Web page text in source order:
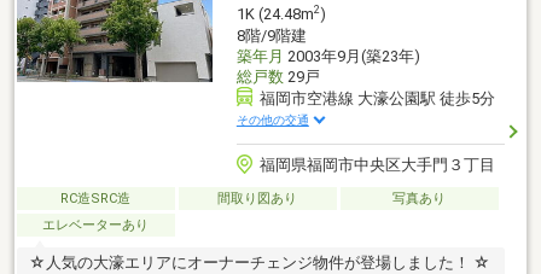
1K (24.48m2)
8階/9階建
築年月 2003年9月(築23年)
総戸数29戸
福岡市空港線 大濠公園駅 徒歩5分
その他の交通
福岡県福岡市中央区大手門３丁目
RC造SRC造 間取り図あり
写真あり
エレベーターあり
☆人気の大濠エリアにオーナーチェンジ物件が登場しました！ ☆